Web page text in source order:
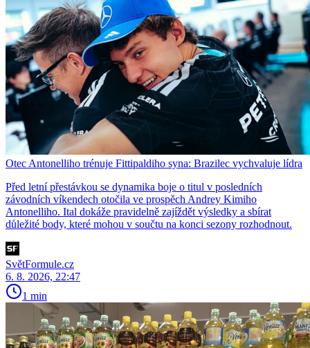
Otec Antonelliho trénuje Fittipaldiho syna: Brazilec vychvaluje lídra
Před letní přestávkou se dynamika boje o titul v posledních
závodních víkendech otočila ve prospěch Andrey Kimiho
Antonelliho. Ital dokáže pravidelně zajíždět výsledky a sbírat
důležité body, které mohou v součtu na konci sezony rozhodnout.
SvětFormule.cz
6. 8. 2026, 22:47
1 min